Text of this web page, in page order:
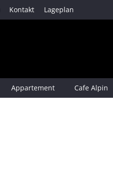
Kontakt Lageplan
Appartement Cafe Alpin